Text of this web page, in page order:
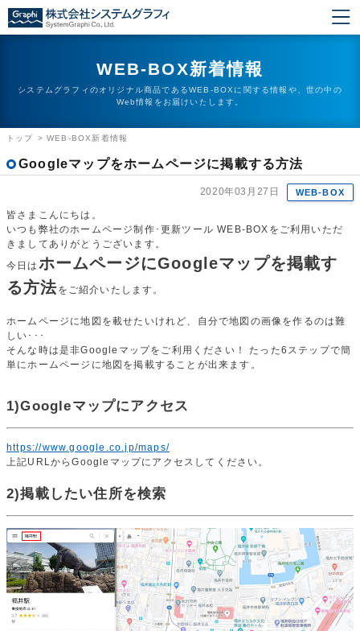
WEB-BOX新着情報
システムグラフィのオリジナル商品であるWEB-BOXに関する情報や、世の中の
Web情報をお届けいたします。
トップ >WEB-BOX新着情報
Googleマップをホームページに掲載する方法
2020年03月27日 WEB-BOX
皆さまこんにちは。
いつも弊社のホームページ制作･更新ツール WEB-BOXをご利用いただ
きましてありがとうございます。
今日は ホームページにGoogleマップを掲載す
る方法をご紹介いたします。
ホームページに地図を載せたいけれど、自分で地図の画像を作るのは難
しい･･･
そんな時は是非Googleマップをご利用ください！ たった6ステップで簡
単にホームページに地図を掲載することが出来ます。
1)Googleマップにアクセス
https://www.google.co.jp/maps/
上記URLからGoogleマップにアクセスしてください。
2)掲載したい住所を検索